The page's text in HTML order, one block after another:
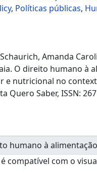
, Políticas públicas,
Amanda
O direito humano à
e nutricional no
Quero Saber, ISSN:
compatível com o